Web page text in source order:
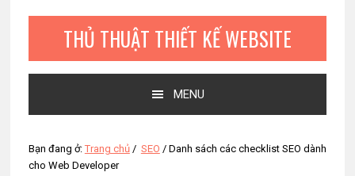
THỦ THUẬT THIẾT KẾ WEBSITE
MENU
Bạn đang ở: Trang chủ / SEO /Danh sách các checklist SEO dành
cho Web Developer